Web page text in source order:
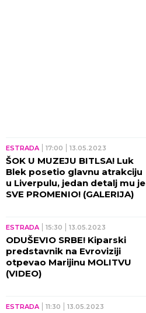
ESTRADA 17:00 13.05.2023
ŠOK U MUZEJU BITLSA! Luk
Blek posetio glavnu atrakciju
u Liverpulu, jedan detalj mu je
SVE PROMENIO! (GALERIJA)
ESTRADA 15:30 13.05.2023
ODUŠEVIO SRBE! Kiparski
predstavnik na Evroviziji
otpevao Marijinu MOLITVU
(VIDEO)
ESTRADA 11:30 13.05.2023